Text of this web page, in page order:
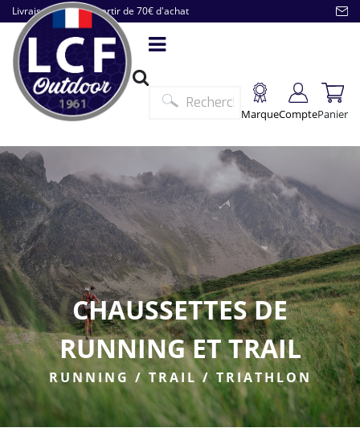
Livraison offerte à partir de 70€ d'achat
MarqueComptePanier
CHAUSSETTES DE
RUNNING ET TRAIL
RUNNING / TRAIL / TRIATHLON